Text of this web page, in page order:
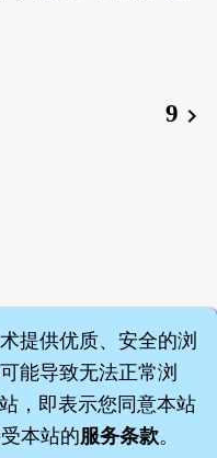
9 chevron_right
提供优质、安全的浏
能导致无法正常浏
，即表示您同意本站
本站的服务条款。